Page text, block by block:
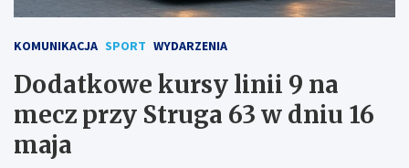
KOMUNIKACJA SPORT WYDARZENIA
Dodatkowe kursy linii 9 na
mecz przy Struga 63 w dniu 16
maja